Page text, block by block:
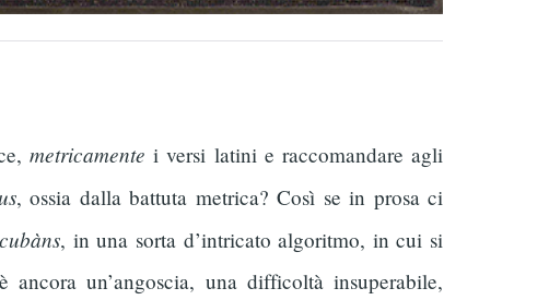
metricamente i versi latini e raccomandare agli
, ossia dalla battuta metrica? Così se in prosa ci
, in una sorta d’intricato algoritmo, in cui si
un’angoscia, una difficoltà insuperabile,